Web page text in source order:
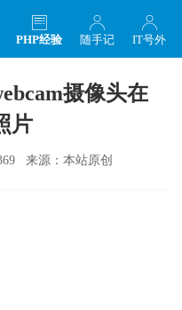
IT号外
随手记
PHP经验
摄像头在
片
来源：本站原创